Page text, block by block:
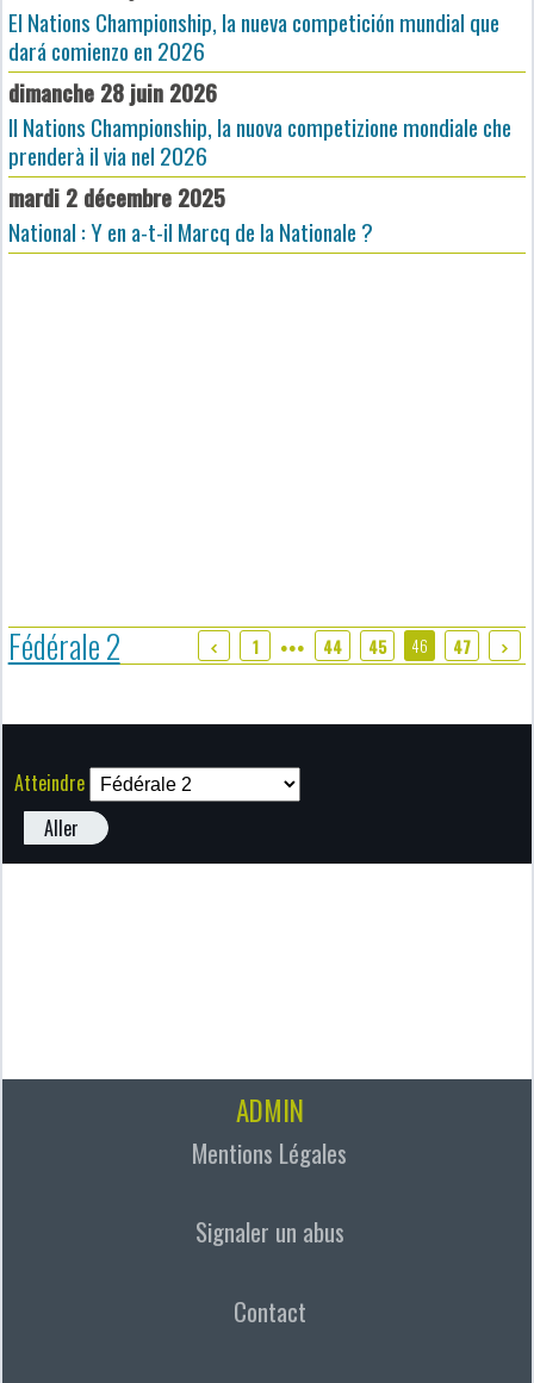
El Nations Championship, la nueva competición mundial que
dará comienzo en 2026
dimanche 28 juin 2026
Il Nations Championship, la nuova competizione mondiale che
prenderà il via nel 2026
mardi 2 décembre 2025
National : Y en a-t-il Marcq de la Nationale ?
Fédérale 2 1 ●●● 44 45 46 47
Atteindre
Aller
ADMIN
Mentions Légales
Signaler un abus
Contact